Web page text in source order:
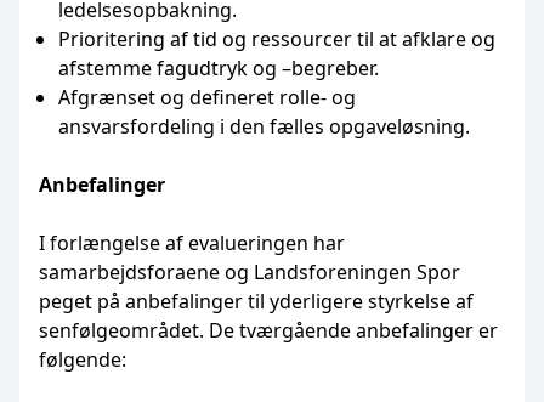
ledelsesopbakning.
Prioritering af tid og ressourcer til at afklare og
afstemme fagudtryk og –begreber.
Afgrænset og defineret rolle- og
ansvarsfordeling i den fælles opgaveløsning.
Anbefalinger
I forlængelse af evalueringen har
samarbejdsforaene og Landsforeningen Spor
peget på anbefalinger til yderligere styrkelse af
senfølgeområdet. De tværgående anbefalinger er
følgende: